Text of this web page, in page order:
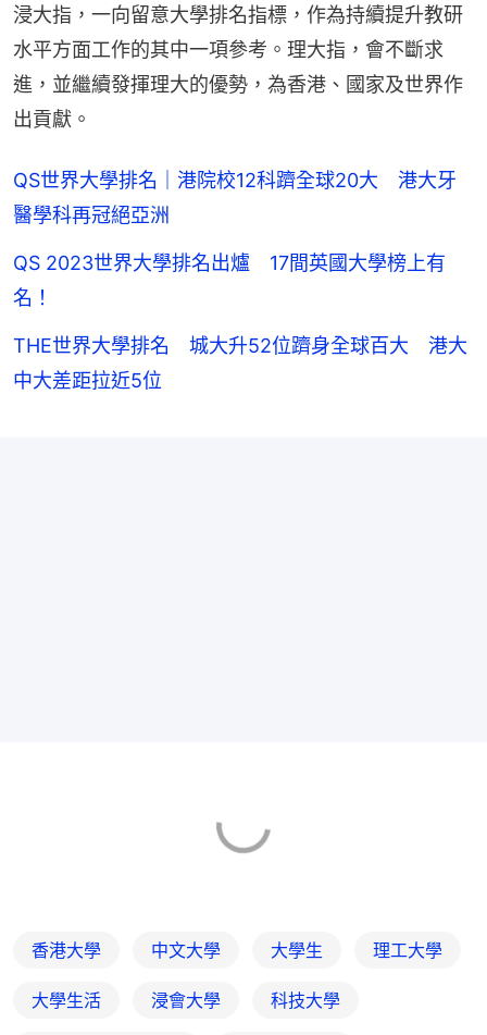
浸大指，一向留意大學排名指標，作為持續提升教研
水平方面工作的其中一項參考。理大指，會不斷求
進，並繼續發揮理大的優勢，為香港、國家及世界作
出貢獻。
QS世界大學排名｜港院校12科躋全球20大 港大牙
醫學科再冠絕亞洲
QS 2023世界大學排名出爐 17間英國大學榜上有
名！
THE世界大學排名 城大升52位躋身全球百大 港大
中大差距拉近5位
香港大學 中文大學 大學生 理工大學
大學生活 浸會大學 科技大學